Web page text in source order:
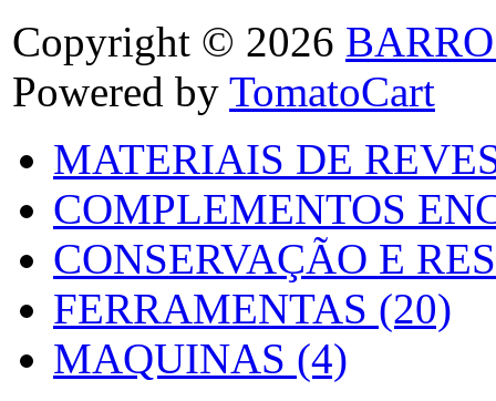
Copyright © 2026
Powered by TomatoCart
MATERIAIS DE
COMPLEMENTOS
CONSERVAÇÃO E
FERRAMENTAS (20)
MAQUINAS (4)